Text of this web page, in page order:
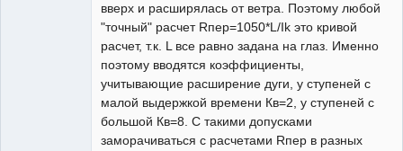
вверх и расширялась от ветра. Поэтому любой
"точный" расчет Rпер=1050*L/Ik это кривой
расчет, т.к. L все равно задана на глаз. Именно
поэтому вводятся коэффициенты,
учитывающие расширение дуги, у ступеней с
малой выдержкой времени Кв=2, у ступеней с
большой Кв=8. С такими допусками
заморачиваться с расчетами Rпер в разных